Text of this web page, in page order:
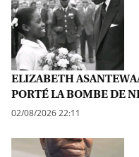
ELIZABETH
PORTÉ LA BOMBE DE
02/08/2026 22:11